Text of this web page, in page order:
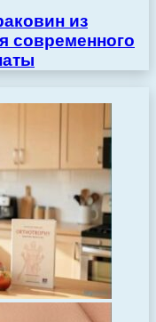
из
современного